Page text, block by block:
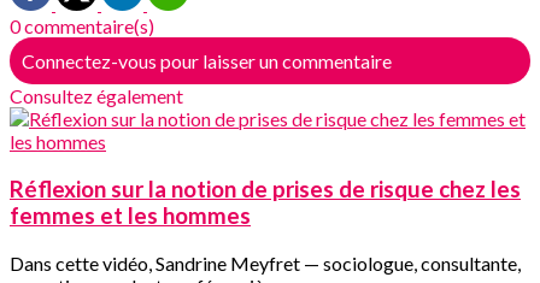
0 commentaire(s)
Connectez-vous pour laisser un commentaire
Consultez également
Réflexion sur la notion de prises de risque chez les
femmes et les hommes
Dans cette vidéo, Sandrine Meyfret — sociologue, consultante,